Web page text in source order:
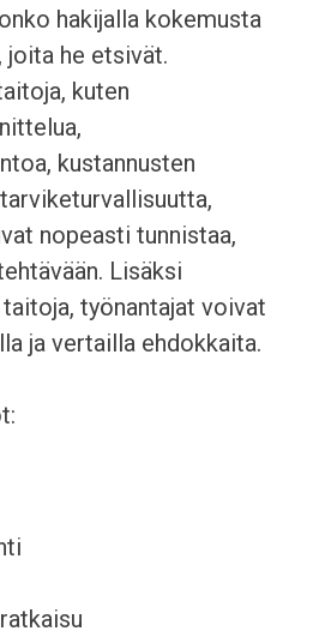
hakijalla kokemusta
he etsivät.
kuten
kustannusten
nopeasti tunnistaa,
Lisäksi
työnantajat voivat
ja vertailla ehdokkaita.